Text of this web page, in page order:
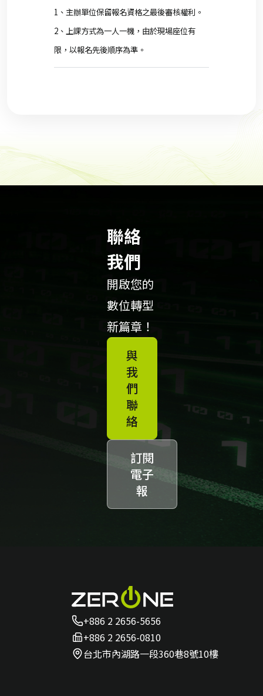
1、主辦單位保留報名資格之最後審核權利。
2、上課方式為一人一機，由於現場座位有
限，以報名先後順序為準。
聯絡
我們
開啟您的
數位轉型
新篇章！
與
我
們
聯
絡
訂閱
電子
報
+886 2 2656-5656
+886 2 2656-0810
台北市內湖路一段360巷8號10樓